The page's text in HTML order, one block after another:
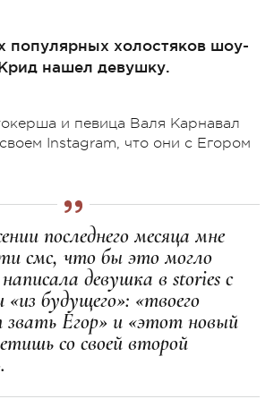
популярных холостяков шоу-
нашел девушку.
и певица Валя Карнавал
Instagram, что они с Егором
последнего месяца мне
смс, что бы это могло
девушка в stories с
будущего»: «твоего
звать Егор» и «этот новый
со своей второй